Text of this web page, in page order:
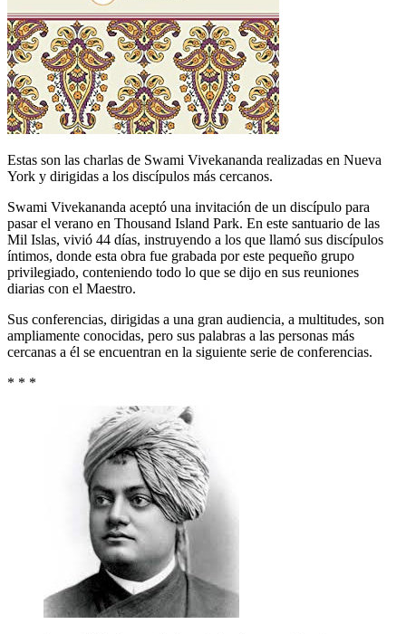
Estas son las charlas de Swami Vivekananda realizadas en Nueva
York y dirigidas a los discípulos más cercanos.
Swami Vivekananda aceptó una invitación de un discípulo para
pasar el verano en Thousand Island Park. En este santuario de las
Mil Islas, vivió 44 días, instruyendo a los que llamó sus discípulos
íntimos, donde esta obra fue grabada por este pequeño grupo
privilegiado, conteniendo todo lo que se dijo en sus reuniones
diarias con el Maestro.
Sus conferencias, dirigidas a una gran audiencia, a multitudes, son
ampliamente conocidas, pero sus palabras a las personas más
cercanas a él se encuentran en la siguiente serie de conferencias.
* * *